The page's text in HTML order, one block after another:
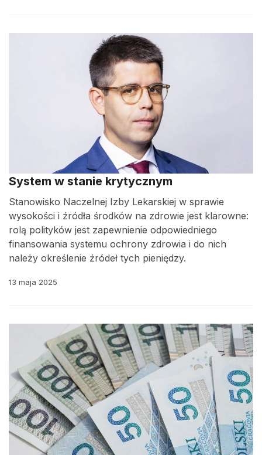
System w stanie krytycznym
Stanowisko Naczelnej Izby Lekarskiej w sprawie
wysokości i źródła środków na zdrowie jest klarowne:
rolą polityków jest zapewnienie odpowiedniego
finansowania systemu ochrony zdrowia i do nich
należy określenie źródeł tych pieniędzy.
13 maja 2025